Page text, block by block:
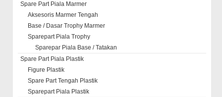
Spare Part Piala Marmer
Aksesoris Marmer Tengah
Base / Dasar Trophy Marmer
Sparepart Piala Trophy
Sparepar Piala Base / Tatakan
Spare Part Piala Plastik
Figure Plastik
Spare Part Tengah Plastik
Sparepart Piala Plastik